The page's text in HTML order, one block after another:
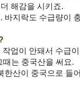
해감을 시키죠.
지락도 수급량이
업이 안돼서 수급
는 중국산을 써요.
산이 중국으로 들